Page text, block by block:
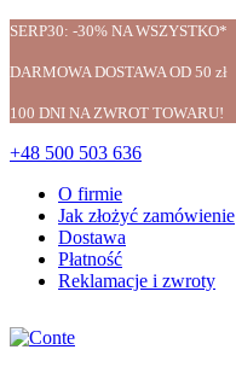
SERP30: -30% NA WSZYSTKO*
DARMOWA DOSTAWA OD 50 zł
100 DNI NA ZWROT TOWARU!
+48 500 503 636
O firmie
Jak złożyć zamówienie
Dostawa
Płatność
Reklamacje i zwroty